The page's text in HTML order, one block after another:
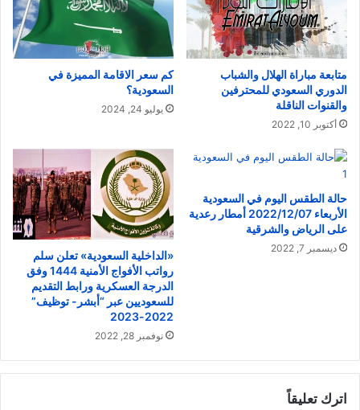
متابعة مباراة الهلال والشباب
الدوري السعودي للمحترفين
والقنوات الناقلة
أكتوبر 10, 2022
كم سعر الاقامة المميزة في
السعودية؟
يوليو 24, 2024
حالة الطقس اليوم في السعودية
الأربعاء 2022/12/07 أمطار رعدية
على الرياض والشرقية
ديسمبر 7, 2022
«الداخلية السعودية» تعلن سلم
رواتب الأفواج الأمنية 1444 وفق
الدرجة العسكرية ورابط التقديم
للسعوديين عبر “أبشر- توظيف”
2022-2023
نوفمبر 28, 2022
اترك تعليقاً